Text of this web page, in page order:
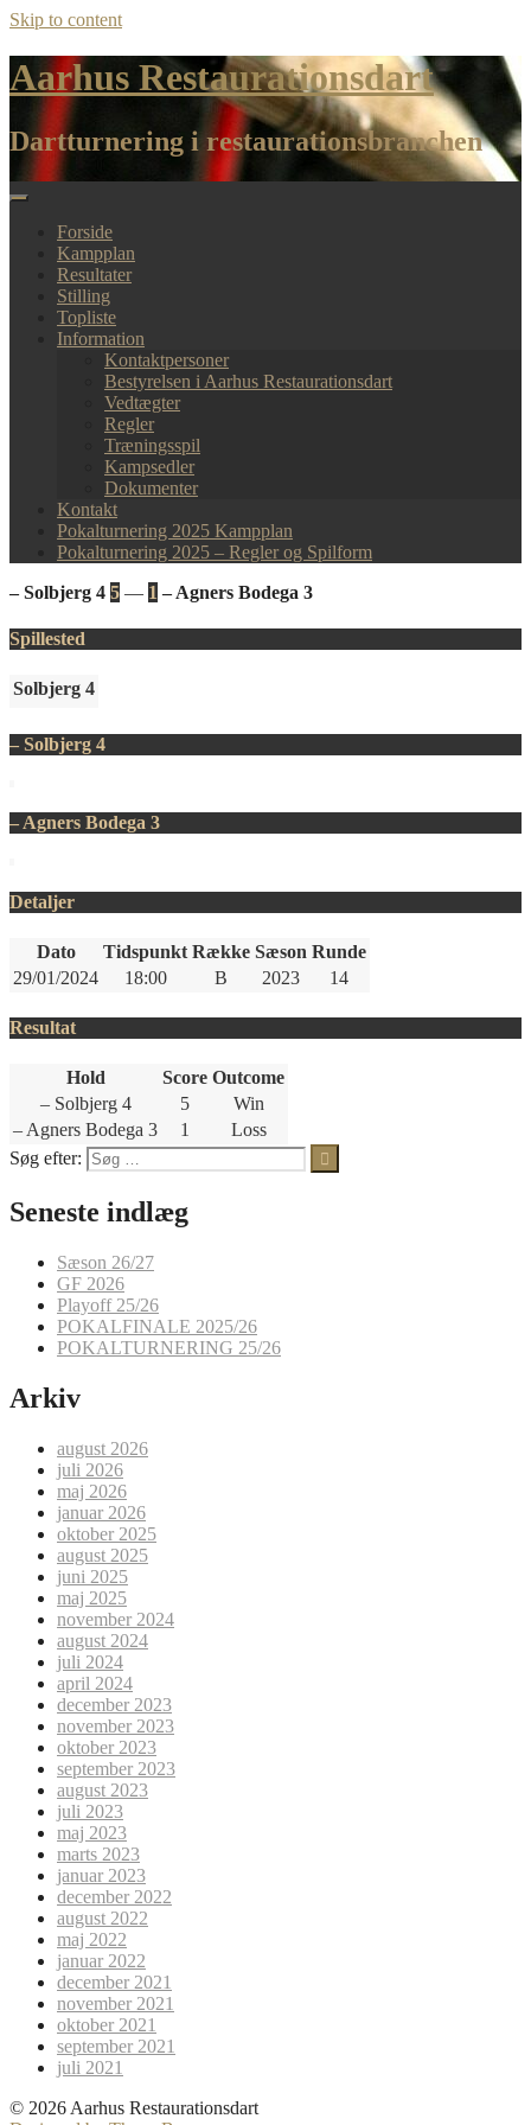
Skip to content
Aarhus Restaurationsdart
Dartturnering i restaurationsbranchen
Forside
Kampplan
Resultater
Stilling
Topliste
Information
Kontaktpersoner
Bestyrelsen i Aarhus Restaurationsdart
Vedtægter
Regler
Træningsspil
Kampsedler
Dokumenter
Kontakt
Pokalturnering 2025 Kampplan
Pokalturnering 2025 – Regler og Spilform
– Solbjerg 4 5 — 1 – Agners Bodega 3
Spillested
Solbjerg 4
– Solbjerg 4
– Agners Bodega 3
Detaljer
Dato Tidspunkt Række Sæson Runde
29/01/2024
18:00 B 2023 14
Resultat
Hold Score Outcome
– Solbjerg 4
5
Win
– Agners Bodega 3
1
Loss
Søg efter:
Seneste indlæg
Sæson 26/27
GF 2026
Playoff 25/26
POKALFINALE 2025/26
POKALTURNERING 25/26
Arkiv
august 2026
juli 2026
maj 2026
januar 2026
oktober 2025
august 2025
juni 2025
maj 2025
november 2024
august 2024
juli 2024
april 2024
december 2023
november 2023
oktober 2023
september 2023
august 2023
juli 2023
maj 2023
marts 2023
januar 2023
december 2022
august 2022
maj 2022
januar 2022
december 2021
november 2021
oktober 2021
september 2021
juli 2021
© 2026 Aarhus Restaurationsdart